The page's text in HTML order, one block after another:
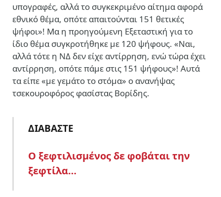
υπογραφές, αλλά το συγκεκριμένο αίτημα αφορά
εθνικό θέμα, οπότε απαιτούνται 151 θετικές
ψήφοι»! Μα η προηγούμενη Εξεταστική για το
ίδιο θέμα συγκροτήθηκε με 120 ψήφους. «Ναι,
αλλά τότε η ΝΔ δεν είχε αντίρρηση, ενώ τώρα έχει
αντίρρηση, οπότε πάμε στις 151 ψήφους»! Αυτά
τα είπε «με γεμάτο το στόμα» ο ανανήψας
τσεκουροφόρος φασίστας Βορίδης.
ΔΙΑΒΑΣΤΕ
O ξεφτιλισμένος δε φοβάται την
ξεφτίλα…